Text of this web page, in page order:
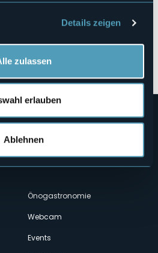
Details zeigen
zulassen
erlauben
Ablehnen
Önogastronomie
Webcam
Events